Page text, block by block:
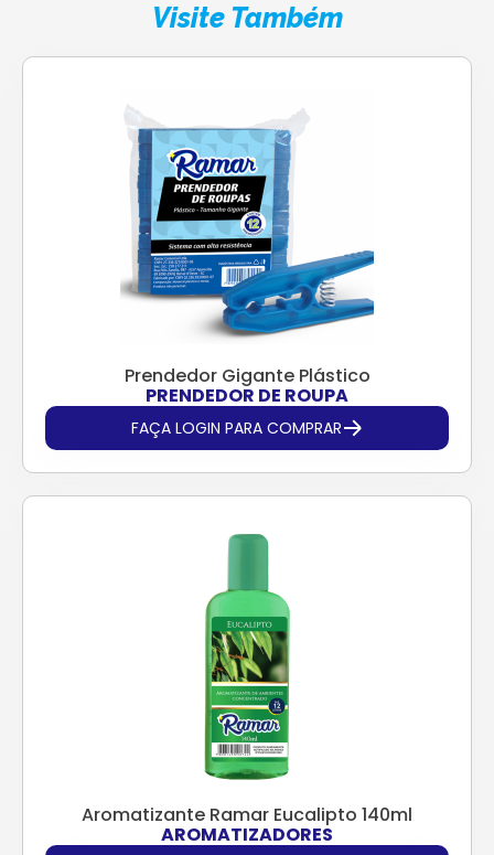
Visite Também
Prendedor Gigante Plástico
PRENDEDOR DE ROUPA
FAÇA LOGIN PARA COMPRAR
Aromatizante Ramar Eucalipto 140ml
AROMATIZADORES